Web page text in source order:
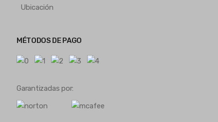
Ubicación
MÉTODOS DE PAGO
Garantizadas por: